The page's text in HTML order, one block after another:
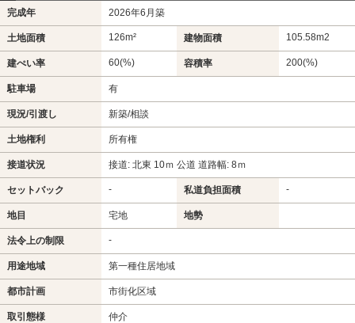
完成年 2026年6月築
土地面積 126m² 建物面積 105.58m2
建ぺい率 60(%) 容積率 200(%)
駐車場 有
現況/引渡し 新築/相談
土地権利 所有権
接道状況 接道: 北東 10ｍ 公道 道路幅: 8ｍ
セットバック - 私道負担面積 -
地目 宅地 地勢
法令上の制限 -
用途地域 第一種住居地域
都市計画 市街化区域
取引態様 仲介